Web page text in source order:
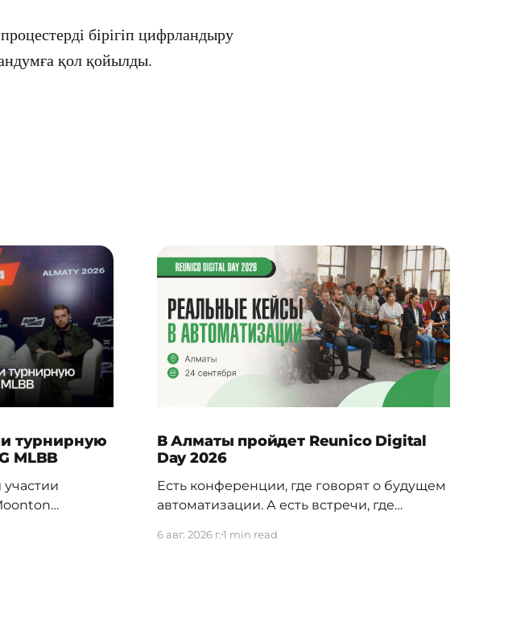
бірігіп цифрландыру
қол қойылды.
турнирную
MLBB
В Алматы пройдет Reunico Digital
Day 2026
Есть конференции, где говорят о будущем
автоматизации. А есть встречи, где
внутри реальных компаний. 24 сентября в
6 авг. 2026 г.1 min read